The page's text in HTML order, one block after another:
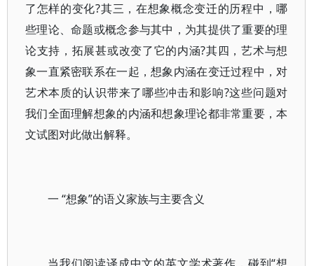
了怎样的变化?其三，在想象概念变迁的历程中，哪
些理论、命题或概念参与其中，为其提供了重要的理
论支持，拓展甚或改变了它的内涵?其四，艺术与想
象一直紧密联系在一起，想象内涵在变迁过程中，对
艺术本质的认识带来了哪些冲击和影响?这些问题对
我们全面理解想象的内涵和想象理论都非常重要，本
文试图对此做出解释。
一 “想象”的语义家族与主要含义